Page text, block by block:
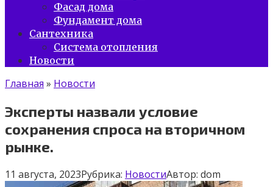
Фасад дома
Фундамент дома
Сантехника
Система отопления
Новости
Главная » Новости
Эксперты назвали условие
сохранения спроса на вторичном
рынке.
11 августа, 2023Рубрика: НовостиАвтор: dom